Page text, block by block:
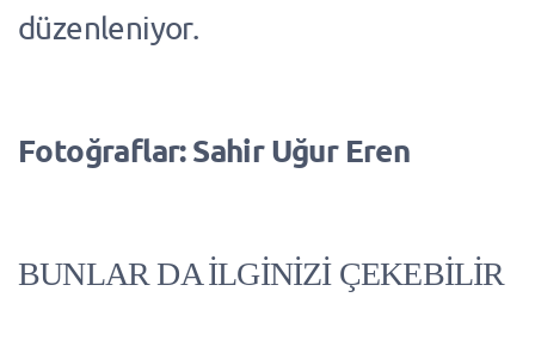
düzenleniyor.
Fotoğraflar: Sahir Uğur Eren
BUNLAR DA İLGİNİZİ ÇEKEBİLİR